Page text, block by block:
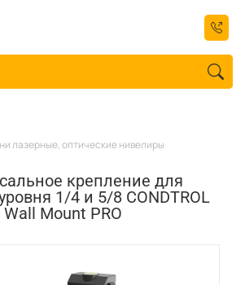
лазерные, оптические нивелиры
крепление для
1/4 и 5/8 CONDTROL
Wall Mount PRO